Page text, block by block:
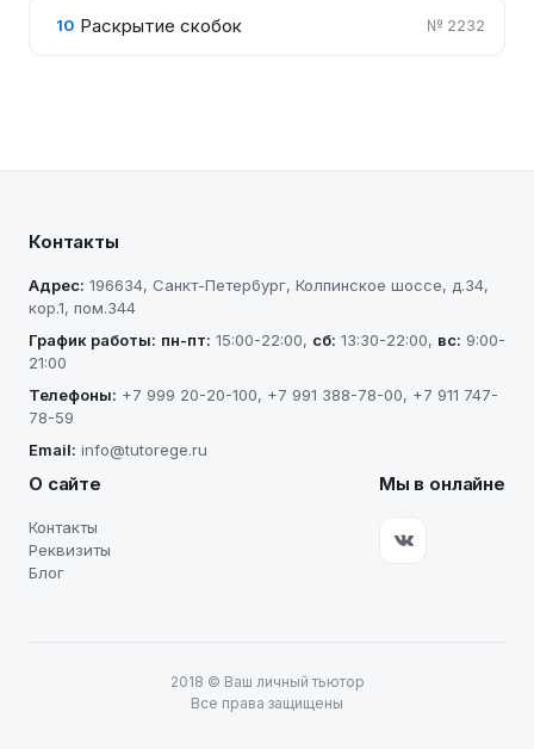
10 Раскрытие скобок № 2232
Контакты
Адрес: 196634, Санкт-Петербург, Колпинское шоссе, д.34,
кор.1, пом.344
График работы: пн-пт: 15:00-22:00, сб: 13:30-22:00, вс: 9:00-
21:00
Телефоны: +7 999 20-20-100, +7 991 388-78-00, +7 911 747-
78-59
Email: info@tutorege.ru
О сайте
Контакты
Реквизиты
Блог
Мы в онлайне
2018 © Ваш личный тьютор
Все права защищены